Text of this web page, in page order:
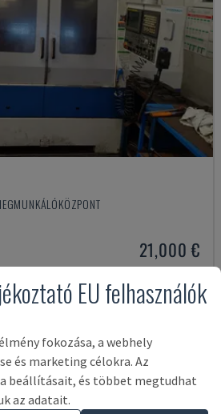
21,000 €
EU felhasználók
fokozása, a webhely
és marketing célokra. Az
beállításait, és többet megtudhat
az adatait.